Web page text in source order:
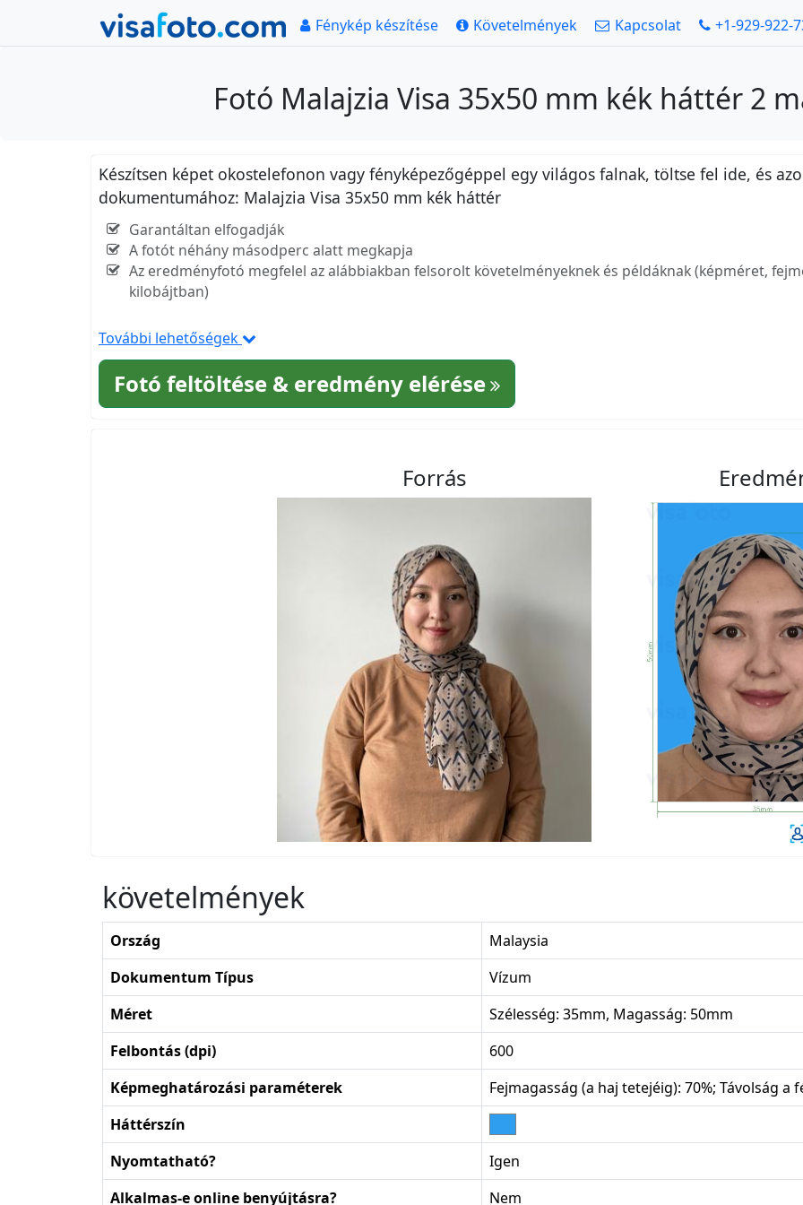
Fénykép készítése Követelmények Kapcsolat +1-929-922-
Fotó Malajzia Visa 35x50 mm kék háttér 2
Készítsen képet okostelefonon vagy fényképezőgéppel egy világos falnak, töltse fel ide, és
dokumentumához: Malajzia Visa 35x50 mm kék háttér
Garantáltan elfogadják
A fotót néhány másodperc alatt megkapja
Az eredményfotó megfelel az alábbiakban felsorolt követelményeknek és példáknak (képméret,
kilobájtban)
További lehetőségek
Fotó feltöltése & eredmény elérése
Forrás
követelmények
Ország
Malaysia
Dokumentum Típus
Vízum
Méret
Szélesség: 35mm, Magasság: 50mm
Felbontás (dpi)
600
Képmeghatározási paraméterek
Fejmagasság (a haj tetejéig): 70%; Távolság
Háttérszín
Nyomtatható?
Igen
Alkalmas-e online benyújtásra?
Nem